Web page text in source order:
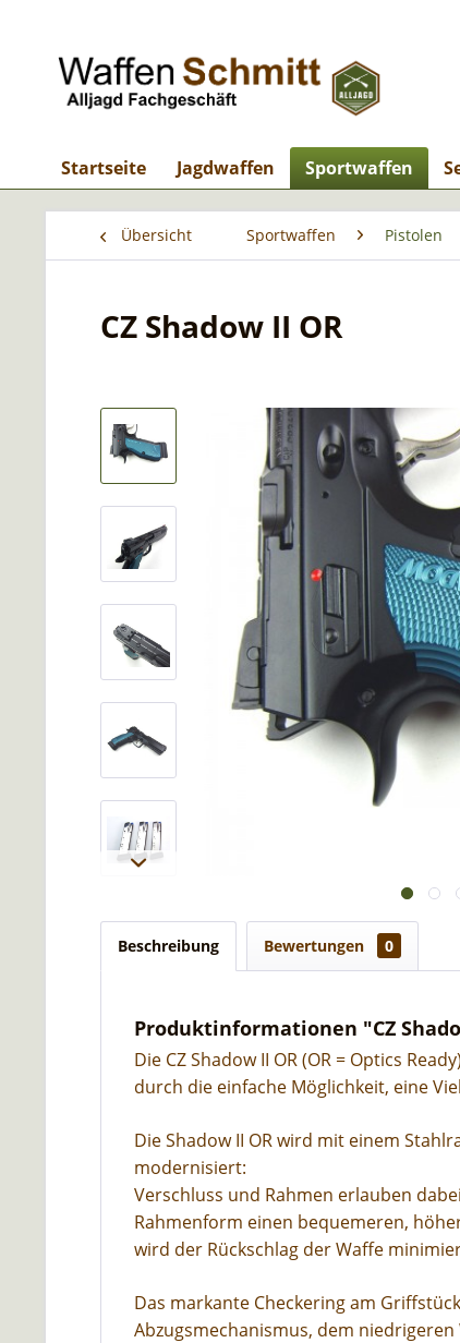
Startseite Jagdwaffen Sportwaffen
Übersicht Sportwaffen Pistolen
CZ Shadow II OR
Beschreibung Bewertungen 0
Produktinformationen "CZ
Die CZ Shadow II OR (OR = Optics
durch die einfache Möglichkeit, eine
Die Shadow II OR wird mit einem
modernisiert:
Verschluss und Rahmen erlauben
Rahmenform einen bequemeren,
wird der Rückschlag der Waffe
Das markante Checkering am
Abzugsmechanismus, dem